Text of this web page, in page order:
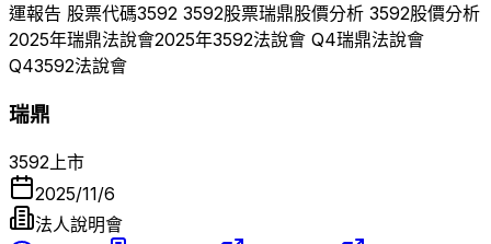
運報告 股票代碼3592 3592股票瑞鼎股價分析 3592股價分析
2025年瑞鼎法說會2025年3592法說會 Q4瑞鼎法說會
Q43592法說會
瑞鼎
3592上市
2025/11/6
法人說明會